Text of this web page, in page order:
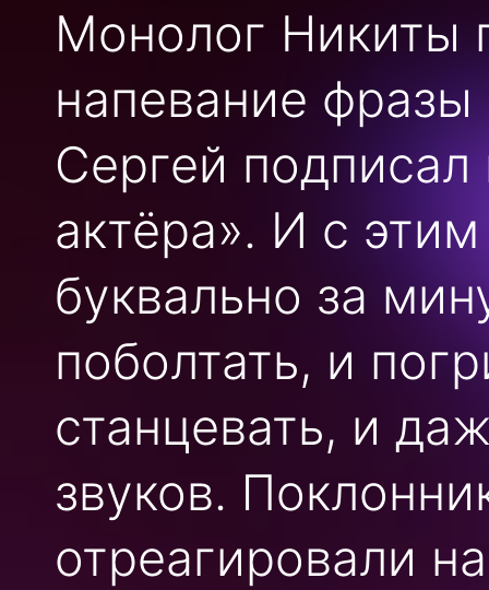
Монолог Никиты
напевание
Сергей подписал
актёра». И с
буквально за
поболтать, и
станцевать, и
звуков.
отреагировали